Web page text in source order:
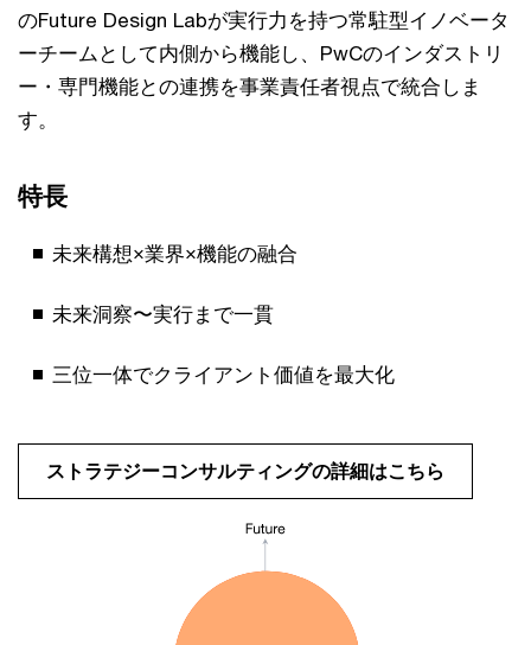
のFuture Design Labが実行力を持つ常駐型イノベータ
ーチームとして内側から機能し、PwCのインダストリ
ー・専門機能との連携を事業責任者視点で統合しま
す。
特長
未来構想×業界×機能の融合
未来洞察〜実行まで一貫
三位一体でクライアント価値を最大化
ストラテジーコンサルティングの詳細はこちら